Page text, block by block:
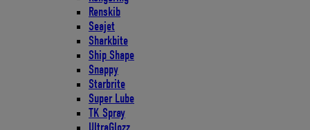
Renskib
Seajet
Sharkbite
Ship Shape
Snappy
Starbrite
Super Lube
TK Spray